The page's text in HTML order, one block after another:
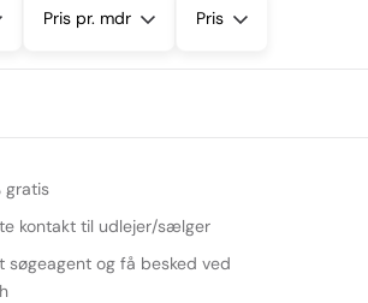
Pris pr. mdr Pris
gratis
kontakt til udlejer/sælger
søgeagent og få besked ved